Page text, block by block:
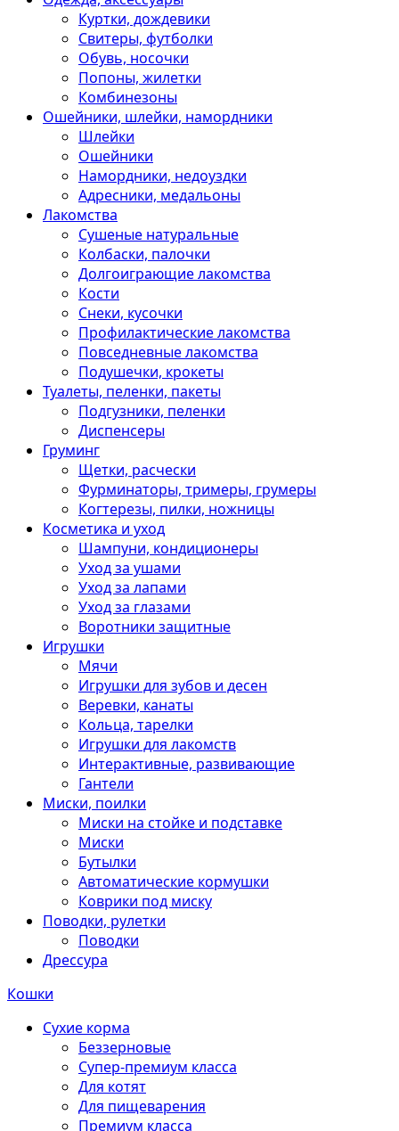
Куртки, дождевики
Свитеры, футболки
Обувь, носочки
Попоны, жилетки
Комбинезоны
Ошейники, шлейки, намордники
Шлейки
Ошейники
Намордники, недоуздки
Адресники, медальоны
Лакомства
Сушеные натуральные
Колбаски, палочки
Долгоиграющие лакомства
Кости
Снеки, кусочки
Профилактические лакомства
Повседневные лакомства
Подушечки, крокеты
Туалеты, пеленки, пакеты
Подгузники, пеленки
Диспенсеры
Груминг
Щетки, расчески
Фурминаторы, тримеры, грумеры
Когтерезы, пилки, ножницы
Косметика и уход
Шампуни, кондиционеры
Уход за ушами
Уход за лапами
Уход за глазами
Воротники защитные
Игрушки
Мячи
Игрушки для зубов и десен
Веревки, канаты
Кольца, тарелки
Игрушки для лакомств
Интерактивные, развивающие
Гантели
Миски, поилки
Миски на стойке и подставке
Миски
Бутылки
Автоматические кормушки
Коврики под миску
Поводки, рулетки
Поводки
Дрессура
Кошки
Сухие корма
Беззерновые
Супер-премиум класса
Для котят
Для пищеварения
Премиум класса